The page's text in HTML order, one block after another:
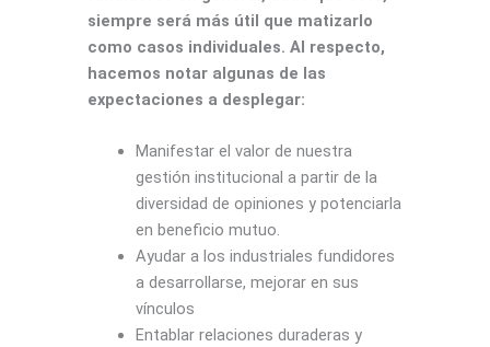
siempre será más útil que matizarlo
como casos individuales. Al respecto,
hacemos notar algunas de las
expectaciones a desplegar:
Manifestar el valor de nuestra
gestión institucional a partir de la
diversidad de opiniones y potenciarla
en beneficio mutuo.
Ayudar a los industriales fundidores
a desarrollarse, mejorar en sus
vínculos
Entablar relaciones duraderas y